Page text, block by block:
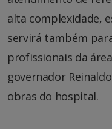
alta complexidade,
servirá também
profissionais da
governador
obras do hospital.